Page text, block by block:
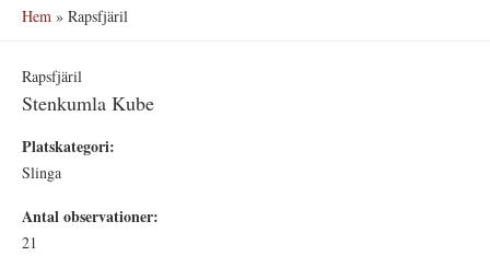
Hem » Rapsfjäril
Rapsfjäril
Stenkumla Kube
Platskategori:
Slinga
Antal observationer:
21